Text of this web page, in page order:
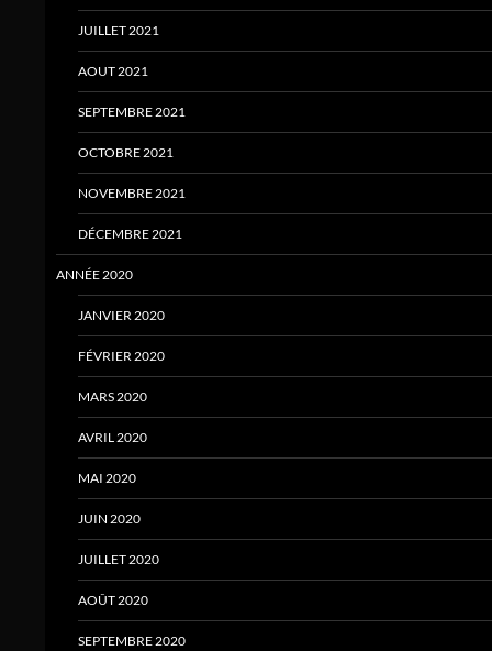
JUILLET 2021
AOUT 2021
SEPTEMBRE 2021
OCTOBRE 2021
NOVEMBRE 2021
DÉCEMBRE 2021
ANNÉE 2020
JANVIER 2020
FÉVRIER 2020
MARS 2020
AVRIL 2020
MAI 2020
JUIN 2020
JUILLET 2020
AOÛT 2020
SEPTEMBRE 2020